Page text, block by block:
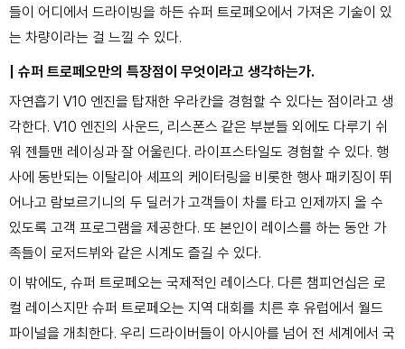
들이 어디에서 드라이빙을 하든 슈퍼 트로페오에서 가져온 기술이 있
는 차량이라는 걸 느낄 수 있다.
| 슈퍼 트로페오만의 특장점이 무엇이라고 생각하는가.
자연흡기 V10 엔진을 탑재한 우라칸을 경험할 수 있다는 점이라고 생
각한다. V10 엔진의 사운드, 리스폰스 같은 부분들 외에도 다루기 쉬
워 젠틀맨 레이싱과 잘 어울린다. 라이프스타일도 경험할 수 있다. 행
사에 동반되는 이탈리아 셰프의 케이터링을 비롯한 행사 패키징이 뛰
어나고 람보르기니의 두 딜러가 고객들이 차를 타고 인제까지 올 수
있도록 고객 프로그램을 제공한다. 또 본인이 레이스를 하는 동안 가
족들이 로저드뷔와 같은 시계도 즐길 수 있다.
이 밖에도, 슈퍼 트로페오는 국제적인 레이스다. 다른 챔피언십은 로
컬 레이스지만 슈퍼 트로페오는 지역 대회를 치른 후 유럽에서 월드
파이널을 개최한다. 우리 드라이버들이 아시아를 넘어 전 세계에서 국